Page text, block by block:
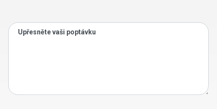
Upřesněte vaši poptávku